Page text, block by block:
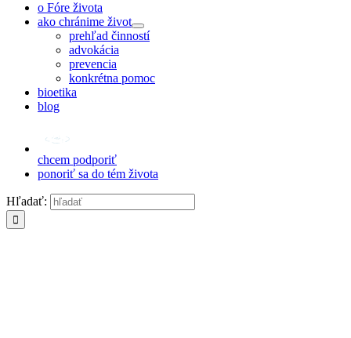
o Fóre života
ako chránime život
prehľad činností
advokácia
prevencia
konkrétna pomoc
bioetika
blog
chcem podporiť
ponoriť sa do tém života
Hľadať: